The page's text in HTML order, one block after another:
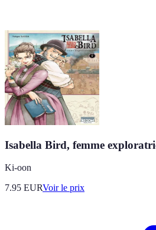
Isabella Bird, femme
Ki-oon
7.95 EURVoir le prix